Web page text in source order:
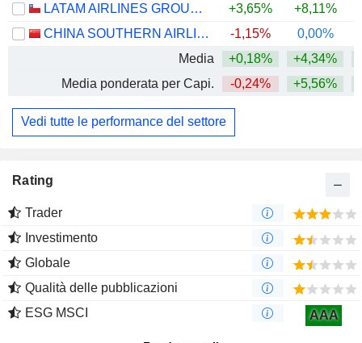
LATAM AIRLINES GROUP S.A.
+3,65% +8,11%
CHINA SOUTHERN AIRLINES COMPANY LIMITED
-1,15% 0,00%
Media
+0,18% +4,34%
Media ponderata per Capi.
-0,24% +5,56%
Vedi tutte le performance del settore
Rating
Trader
Investimento
Globale
Qualità delle pubblicazioni
ESG MSCI
AAA